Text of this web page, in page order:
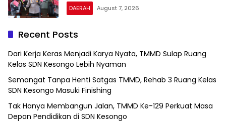
DAERAH August 7, 2026
Recent Posts
Dari Kerja Keras Menjadi Karya Nyata, TMMD Sulap Ruang
Kelas SDN Kesongo Lebih Nyaman
Semangat Tanpa Henti Satgas TMMD, Rehab 3 Ruang Kelas
SDN Kesongo Masuki Finishing
Tak Hanya Membangun Jalan, TMMD Ke-129 Perkuat Masa
Depan Pendidikan di SDN Kesongo